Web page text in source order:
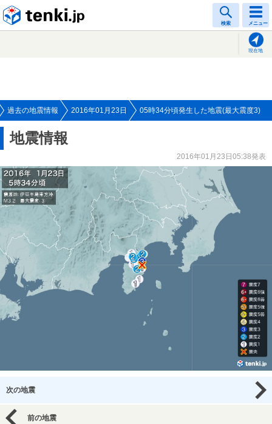
検索 メニュー
現在地
過去の地震情報 2016年01月23日 05時34分頃発生した地震(最大震度3)
地震情報
2016年01月23日05:38発表
次の地震
前の地震